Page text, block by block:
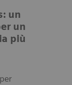
un
un
più